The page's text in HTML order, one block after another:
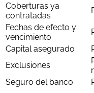
Coberturas ya
contratadas
Fechas de efecto y
vencimiento
Capital asegurado
Exclusiones
Seguro del banco